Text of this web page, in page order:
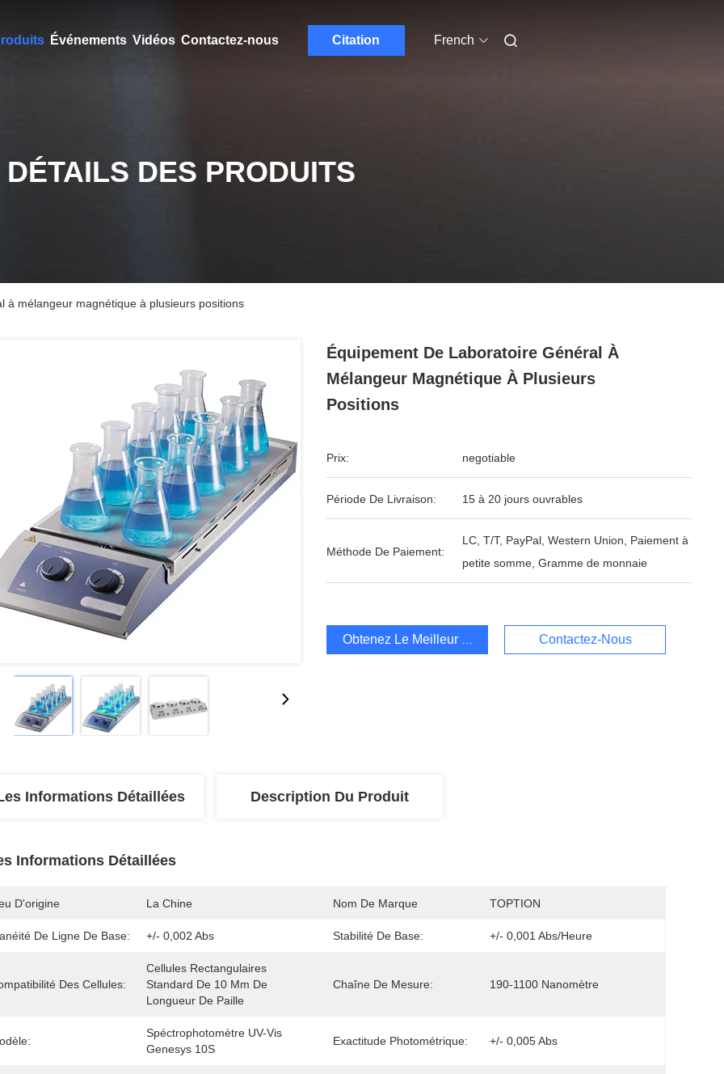
Événements Vidéos Contactez-nous Citation French
DÉTAILS DES PRODUITS
à mélangeur magnétique à plusieurs positions
Équipement De Laboratoire Général À
Mélangeur Magnétique À Plusieurs
Positions
Prix: negotiable
Période De Livraison: 15 à 20 jours ouvrables
Méthode De Paiement:
LC, T/T, PayPal, Western Union, Paiement à
petite somme, Gramme de monnaie
Obtenez Le Meilleur Prix Contactez-Nous
Informations Détaillées Description Du Produit
Informations Détaillées
D'origine La Chine Nom De Marque TOPTION
De Ligne De Base: +/- 0,002 Abs Stabilité De Base: +/- 0,001 Abs/heure
Des Cellules:
Cellules Rectangulaires
Standard De 10 Mm De
Longueur De Paille
Chaîne De Mesure: 190-1100 Nanomètre
Spéctrophotomètre UV-Vis
Genesys 10S
Exactitude Photométrique: +/- 0,005 Abs